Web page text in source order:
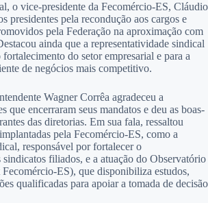
o vice-presidente da Fecomércio-ES, Cláudio
presidentes pela recondução aos cargos e
pela Federação na aproximação com
ainda que a representatividade sindical
do setor empresarial e para a
de negócios mais competitivo.
Wagner Corrêa agradeceu a
que encerraram seus mandatos e deu as boas-
das diretorias. Em sua fala, ressaltou
pela Fecomércio-ES, como a
responsável por fortalecer o
filiados, e a atuação do Observatório
ES), que disponibiliza estudos,
qualificadas para apoiar a tomada de decisão